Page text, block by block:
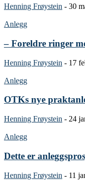
Henning Frøystein - 30
Anlegg
– Foreldre ringer
Henning Frøystein - 17
Anlegg
OTKs nye
Henning Frøystein - 24
Anlegg
Dette er
Henning Frøystein - 11